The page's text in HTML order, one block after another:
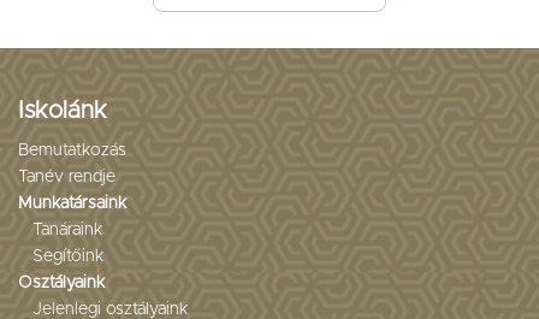
Iskolánk
Bemutatkozás
Tanév rendje
Munkatársaink
Tanáraink
Segítőink
Osztályaink
Jelenlegi osztályaink